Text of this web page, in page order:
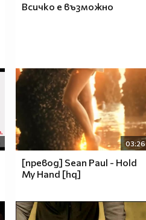
Всичко е възможно
03:26
[превод] Sean Paul - Hold
My Hand [hq]